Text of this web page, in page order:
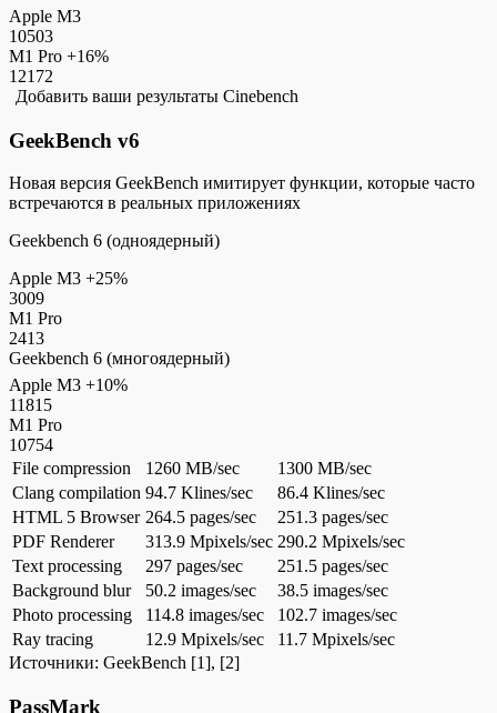
Apple M3
10503
M1 Pro +16%
12172
Добавить ваши результаты Cinebench
GeekBench v6
Новая версия GeekBench имитирует функции, которые часто
встречаются в реальных приложениях
Geekbench 6 (одноядерный)
Apple M3 +25%
3009
M1 Pro
2413
Geekbench 6 (многоядерный)
Apple M3 +10%
11815
M1 Pro
10754
File compression
1260 MB/sec
1300 MB/sec
Clang compilation 94.7 Klines/sec
86.4 Klines/sec
HTML 5 Browser 264.5 pages/sec
251.3 pages/sec
PDF Renderer
313.9 Mpixels/sec 290.2 Mpixels/sec
Text processing
297 pages/sec
251.5 pages/sec
Background blur
50.2 images/sec
38.5 images/sec
Photo processing
114.8 images/sec
102.7 images/sec
Ray tracing
12.9 Mpixels/sec
11.7 Mpixels/sec
Источники: GeekBench [1], [2]
PassMark